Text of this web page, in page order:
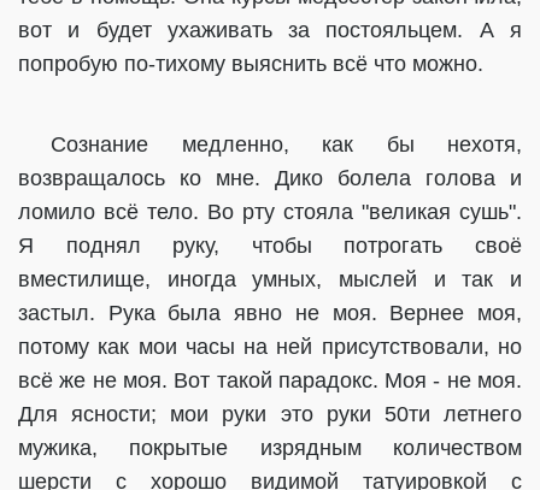
вот и будет ухаживать за постояльцем. А я
попробую по-тихому выяснить всё что можно.
Сознание медленно, как бы нехотя,
возвращалось ко мне. Дико болела голова и
ломило всё тело. Во рту стояла "великая сушь".
Я поднял руку, чтобы потрогать своё
вместилище, иногда умных, мыслей и так и
застыл. Рука была явно не моя. Вернее моя,
потому как мои часы на ней присутствовали, но
всё же не моя. Вот такой парадокс. Моя - не моя.
Для ясности; мои руки это руки 50ти летнего
мужика, покрытые изрядным количеством
шерсти с хорошо видимой татуировкой с